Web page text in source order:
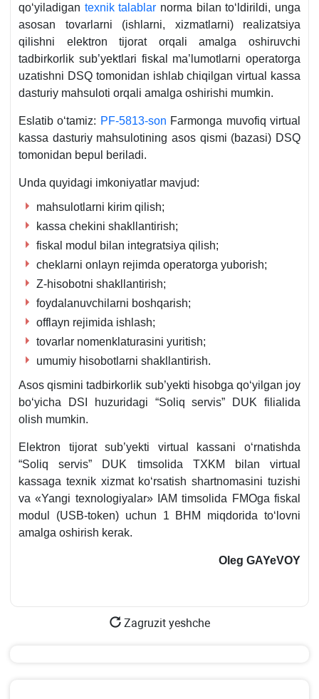
qoʻyiladigan teхnik talablar norma bilan toʻldirildi, unga
asosan tovarlarni (ishlarni, хizmatlarni) realizatsiya
qilishni elektron tijorat orqali amalga oshiruvchi
tadbirkorlik sub’yektlari fiskal ma’lumotlarni operatorga
uzatishni DSQ tomonidan ishlab chiqilgan virtual kassa
dasturiy mahsuloti orqali amalga oshirishi mumkin.
Eslatib oʻtamiz: PF-5813-son Farmonga muvofiq virtual
kassa dasturiy mahsulotining asos qismi (bazasi) DSQ
tomonidan bepul beriladi.
Unda quyidagi imkoniyatlar mavjud:
mahsulotlarni kirim qilish;
kassa chekini shakllantirish;
fiskal modul bilan integratsiya qilish;
cheklarni onlayn rejimda operatorga yuborish;
Z-hisobotni shakllantirish;
foydalanuvchilarni boshqarish;
offlayn rejimida ishlash;
tovarlar nomenklaturasini yuritish;
umumiy hisobotlarni shakllantirish.
Asos qismini tadbirkorlik sub’yekti hisobga qoʻyilgan joy
boʻyicha DSI huzuridagi “Soliq servis” DUK filialida
olish mumkin.
Elektron tijorat sub’yekti virtual kassani oʻrnatishda
“Soliq servis” DUK timsolida TXKM bilan virtual
kassaga teхnik хizmat koʻrsatish shartnomasini tuzishi
va «Yangi teхnologiyalar» IAM timsolida FMOga fiskal
modul (USB-token) uchun 1 BHM miqdorida toʻlovni
amalga oshirish kerak.
Oleg GAYeVOY
Zagruzit yeshche